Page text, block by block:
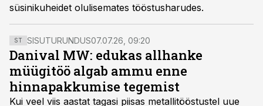
süsinikuheidet olulisemates tööstusharudes.
ST SISUTURUNDUS07.07.26, 09:20
Danival MW: edukas allhanke
müügitöö algab ammu enne
hinnapakkumise tegemist
Kui veel viis aastat tagasi piisas metallitööstustel uue